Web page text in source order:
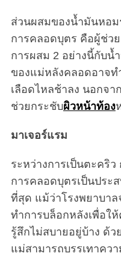
ส่วนผสมของน้ำมันหอม
การคลอดบุตร คือผู้ช่ว
การผสม 2 อย่างนี้กับน้
ของแม่หลังคลอดอาจ
เลือดไหลช้าลง นอกจา
ช่วยกระชับผิวหน้าท้อง
มาเจอร์แรม
ระหว่างการเป็นตะคริว
การคลอดบุตรเป็นประ
ที่สุด แม้ว่าโรงพยาบา
ทำการบล็อกหลังเพื่อ
รู้สึกไม่สบายอยู่บ้าง ด้
แม่สามารถบรรเทาคว